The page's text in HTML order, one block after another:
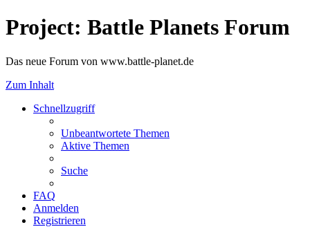
Project: Battle Planets Forum
Das neue Forum von www.battle-planet.de
Zum Inhalt
Schnellzugriff
Unbeantwortete Themen
Aktive Themen
Suche
FAQ
Anmelden
Registrieren